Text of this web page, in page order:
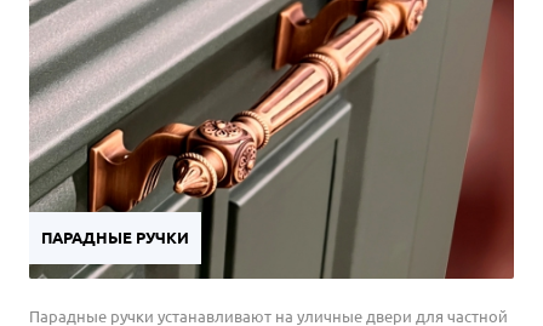
ПАРАДНЫЕ РУЧКИ
Парадные ручки устанавливают на уличные двери для частной